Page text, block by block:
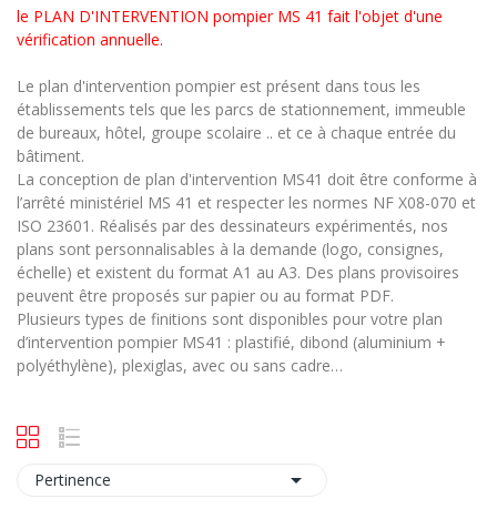
le PLAN D'INTERVENTION pompier MS 41 fait l'objet d'une
vérification annuelle.
Le plan d'intervention pompier est présent dans tous les
établissements tels que les parcs de stationnement, immeuble
de bureaux, hôtel, groupe scolaire .. et ce à chaque entrée du
bâtiment.
La conception de plan d'intervention MS41 doit être conforme à
l’arrêté ministériel MS 41 et respecter les normes NF X08-070 et
ISO 23601. Réalisés par des dessinateurs expérimentés, nos
plans sont personnalisables à la demande (logo, consignes,
échelle) et existent du format A1 au A3. Des plans provisoires
peuvent être proposés sur papier ou au format PDF.
Plusieurs types de finitions sont disponibles pour votre plan
d’intervention pompier MS41 : plastifié, dibond (aluminium +
polyéthylène), plexiglas, avec ou sans cadre…
Pertinence 